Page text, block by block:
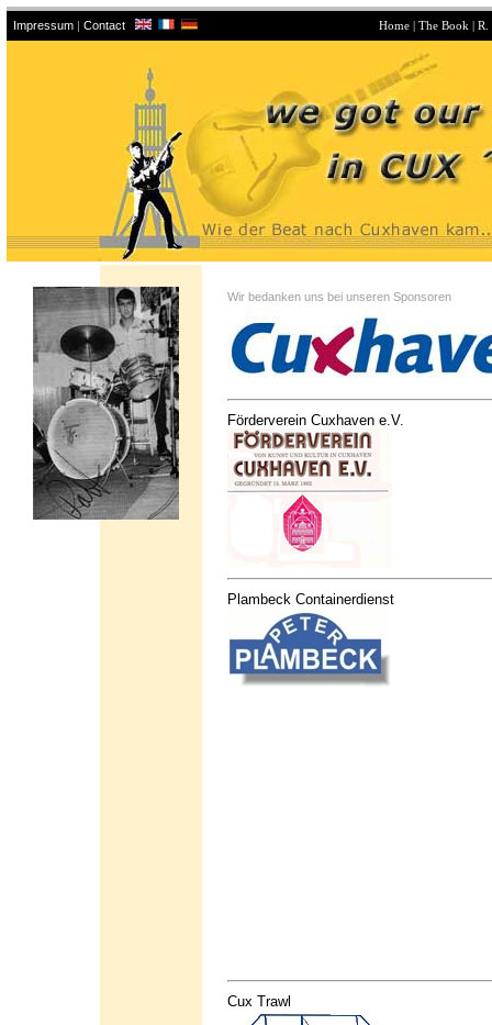
Impressum | Contact Home The Book R.
Wir bedanken uns bei unseren Sponsoren
Förderverein Cuxhaven e.V.
Plambeck Containerdienst
Cux Trawl